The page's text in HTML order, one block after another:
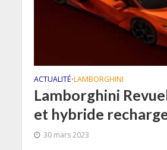
ACTUALITÉ•LAMBORGHINI
Lamborghini
et hybride
30 mars 2023